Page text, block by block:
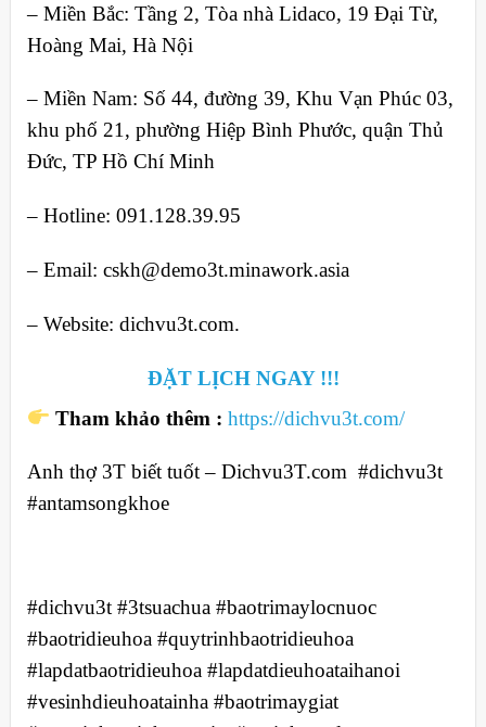
– Miền Bắc: Tầng 2, Tòa nhà Lidaco, 19 Đại Từ,
Hoàng Mai, Hà Nội
– Miền Nam: Số 44, đường 39, Khu Vạn Phúc 03,
khu phố 21, phường Hiệp Bình Phước, quận Thủ
Đức, TP Hồ Chí Minh
– Hotline: 091.128.39.95
– Email: cskh@demo3t.minawork.asia
– Website: dichvu3t.com.
ĐẶT LỊCH NGAY !!!
Tham khảo thêm :https://dichvu3t.com/
Anh thợ 3T biết tuốt – Dichvu3T.com #dichvu3t
#antamsongkhoe
#dichvu3t #3tsuachua #baotrimaylocnuoc
#baotridieuhoa #quytrinhbaotridieuhoa
#lapdatbaotridieuhoa #lapdatdieuhoataihanoi
#vesinhdieuhoatainha #baotrimaygiat